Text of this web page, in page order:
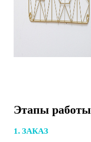
Этапы работы
1. ЗАКАЗ